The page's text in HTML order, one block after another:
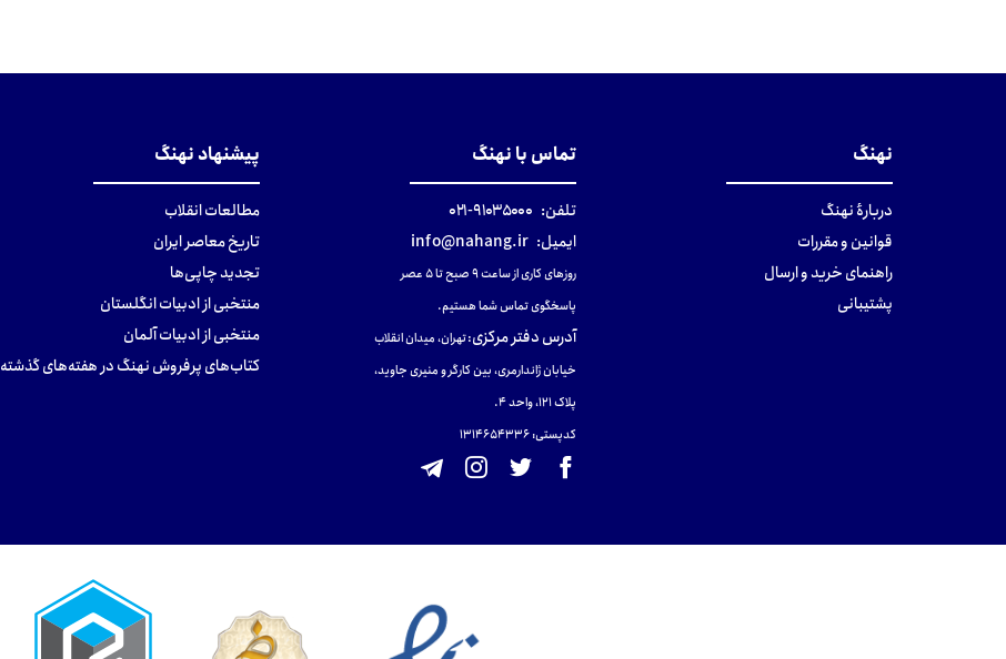
نهنگ
دربارهٔ نهنگ
قوانین و مقررات
راهنمای خرید و ارسال
پشتیبانی
تماس با نهنگ
تلفن: ۹۱۰۳۵۰۰۰-۰۲۱
ایمیل: info@nahang.ir
روزهای کاری از ساعت ۹ صبح تا ۵ عصر
پاسخگوی تماس شما هستیم.
آدرس دفتر مرکزی:تهران، میدان انقلاب
خیابان ژاندارمری، بین کارگر و منیری جاوید،
پلاک 121، واحد ۴.
کدپستی: 131465433۶
پیشنهاد نهنگ
مطالعات انقلاب
تاریخ معاصر ایران
تجدید چاپی‌ها
منتخبی از ادبیات انگلستان
منتخبی از ادبیات آلمان
کتاب‌های پرفروش نهنگ در هفته‌های گذشته